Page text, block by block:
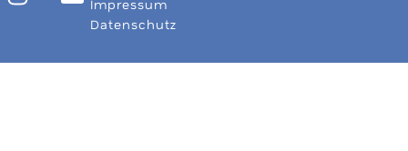
Impressum
Datenschutz